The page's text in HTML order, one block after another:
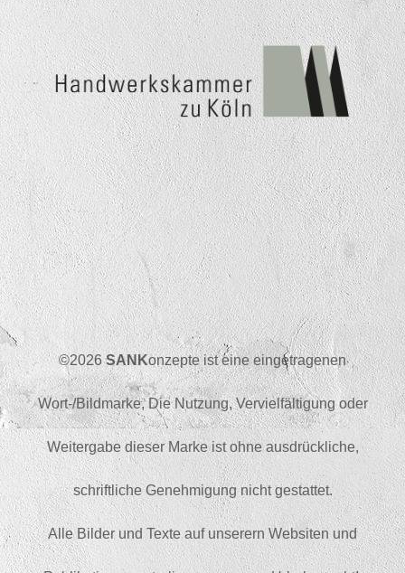
©2026SANKonzepte ist eine eingetragenen
Wort-/Bildmarke, Die Nutzung, Vervielfältigung oder
Weitergabe dieser Marke ist ohne ausdrückliche,
schriftliche Genehmigung nicht gestattet.
Alle Bilder und Texte auf unserern Websiten und